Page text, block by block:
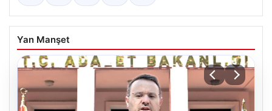
Yan Manşet